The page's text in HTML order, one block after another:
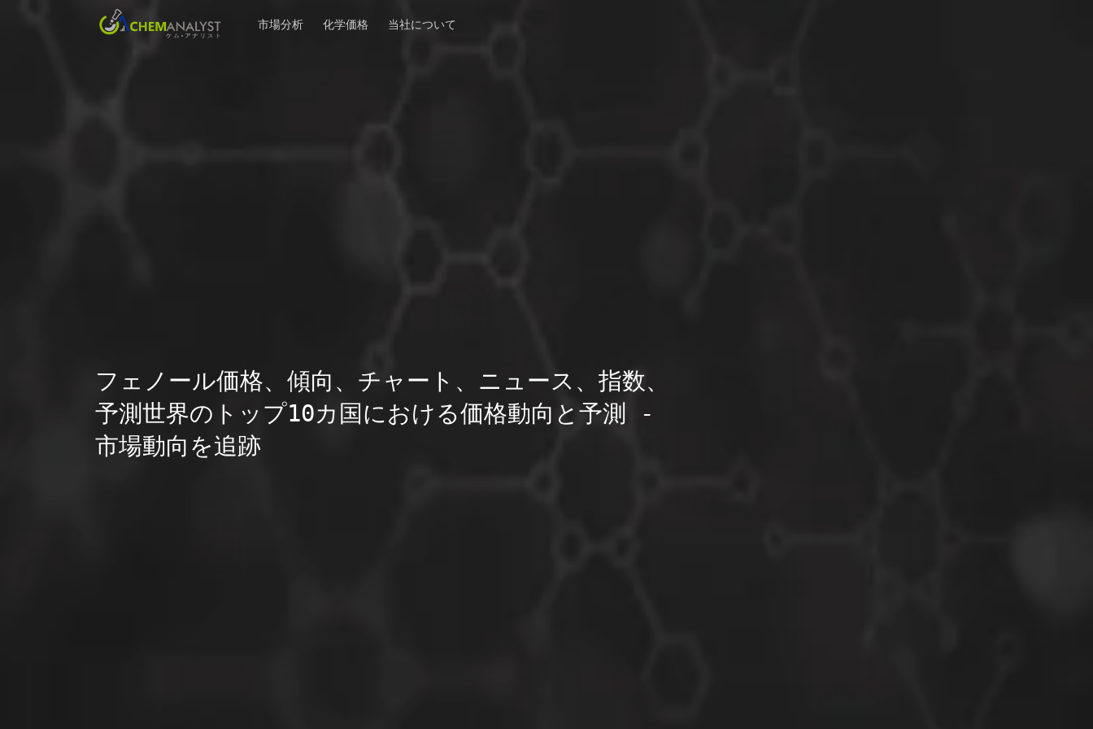
市場分析 化学価格 当社について
フェノール価格、傾向、チャート、ニュース、指数、
予測世界のトップ10カ国における価格動向と予測 -
市場動向を追跡